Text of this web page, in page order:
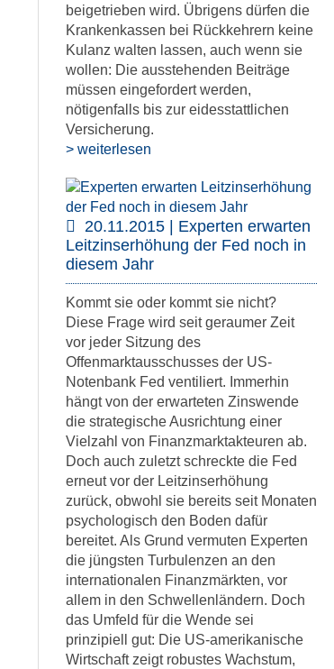
beigetrieben wird. Übrigens dürfen die
Krankenkassen bei Rückkehrern keine
Kulanz walten lassen, auch wenn sie
wollen: Die ausstehenden Beiträge
müssen eingefordert werden,
nötigenfalls bis zur eidesstattlichen
Versicherung.
> weiterlesen
20.11.2015 | Experten erwarten
Leitzinserhöhung der Fed noch in
diesem Jahr
Kommt sie oder kommt sie nicht?
Diese Frage wird seit geraumer Zeit
vor jeder Sitzung des
Offenmarktausschusses der US-
Notenbank Fed ventiliert. Immerhin
hängt von der erwarteten Zinswende
die strategische Ausrichtung einer
Vielzahl von Finanzmarktakteuren ab.
Doch auch zuletzt schreckte die Fed
erneut vor der Leitzinserhöhung
zurück, obwohl sie bereits seit Monaten
psychologisch den Boden dafür
bereitet. Als Grund vermuten Experten
die jüngsten Turbulenzen an den
internationalen Finanzmärkten, vor
allem in den Schwellenländern. Doch
das Umfeld für die Wende sei
prinzipiell gut: Die US-amerikanische
Wirtschaft zeigt robustes Wachstum,